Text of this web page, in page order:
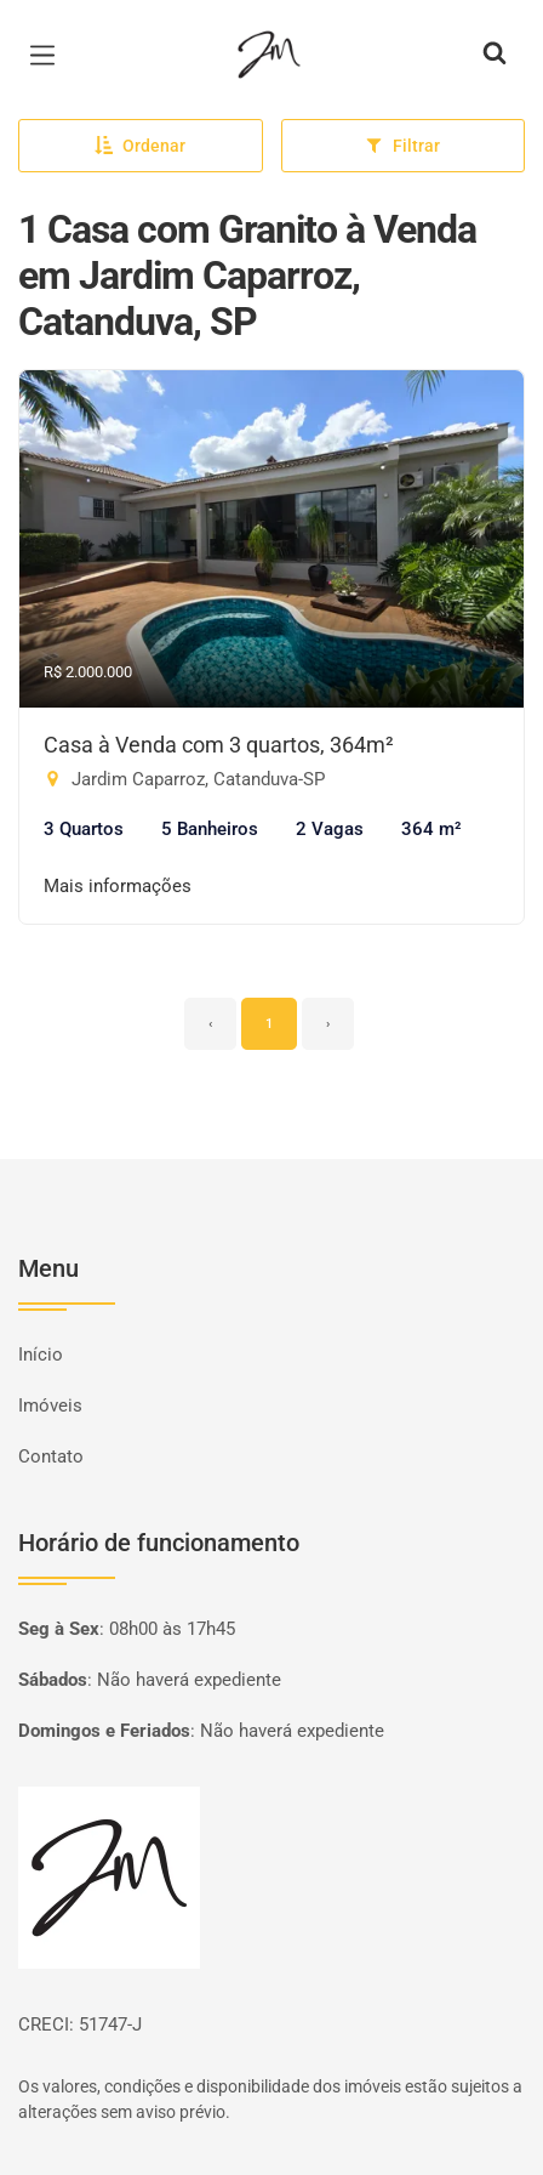
Página inicial
Ordenar Filtrar
1 Casa com Granito à Venda
em Jardim Caparroz,
Catanduva, SP
R$ 2.000.000
Casa à Venda com 3 quartos, 364m²
Jardim Caparroz, Catanduva-SP
3 Quartos 5 Banheiros 2 Vagas 364 m²
Mais informações
‹ 1 ›
Menu
Início
Imóveis
Contato
Horário de funcionamento
Seg à Sex: 08h00 às 17h45
Sábados: Não haverá expediente
Domingos e Feriados: Não haverá expediente
CRECI: 51747-J
Os valores, condições e disponibilidade dos imóveis estão sujeitos a
alterações sem aviso prévio.